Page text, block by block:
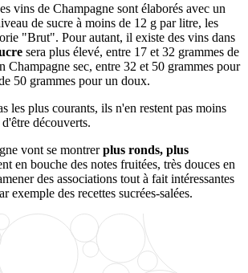
vins de Champagne sont élaborés avec un
de sucre à moins de 12 g par litre, les
"Brut". Pour autant, il existe des vins dans
sera plus élevé, entre 17 et 32 grammes de
Champagne sec, entre 32 et 50 grammes pour
50 grammes pour un doux.
les plus courants, ils n'en restent pas moins
découverts.
vont se montrerplus ronds, plus
en bouche des notes fruitées, très douces en
des associations tout à fait intéressantes
exemple des recettes sucrées-salées.